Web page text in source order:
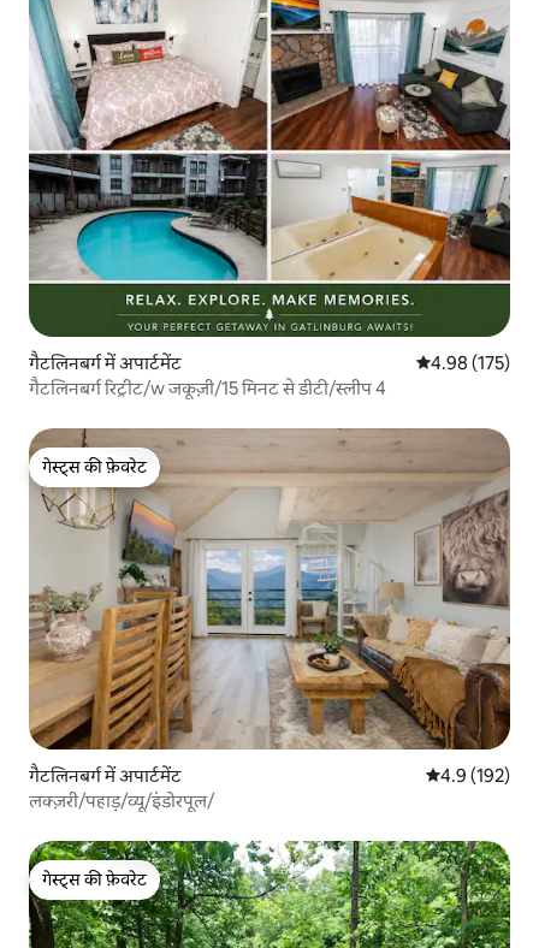
गैटलिनबर्ग में अपार्टमेंट औसत रेटिंग 5 में से
4.98 (175)
गैटलिनबर्ग रिट्रीट/w जकूज़ी/15 मिनट से डीटी/स्लीप 4
गेस्ट्स की फ़ेवरेट
गेस्ट्स की फ़ेवरेट
गैटलिनबर्ग में अपार्टमेंट औसत रेटिंग 5 में
4.9 (192)
लक्ज़री/पहाड़/व्यू/इंडोरपूल/
गेस्ट्स की फ़ेवरेट
गेस्ट्स की फ़ेवरेट